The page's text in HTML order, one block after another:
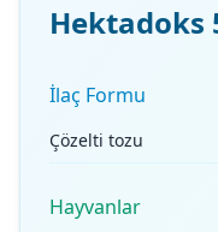
Hektadoks
İlaç Formu
Çözelti tozu
Hayvanlar